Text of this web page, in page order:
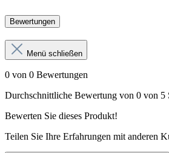
Bewertungen
Menü schließen
0 von 0 Bewertungen
Durchschnittliche Bewertung von 0 von 5
Bewerten Sie dieses Produkt!
Teilen Sie Ihre Erfahrungen mit anderen